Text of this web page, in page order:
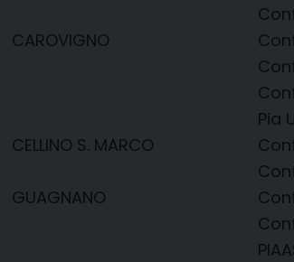
CAROVIGNO
Pia
CELLINO S. MARCO
GUAGNANO